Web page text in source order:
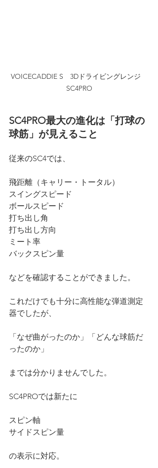
VOICECADDIE S　3Dドライビングレンジ
SC4PRO
SC4PRO最大の進化は「打球の
球筋」が見えること
従来のSC4では、
飛距離（キャリー・トータル）
スイングスピード
ボールスピード
打ち出し角
打ち出し方向
ミート率
バックスピン量
などを確認することができました。
これだけでも十分に高性能な弾道測定
器でしたが、
「なぜ曲がったのか」「どんな球筋だ
ったのか」
までは分かりませんでした。
SC4PROでは新たに
スピン軸
サイドスピン量
の表示に対応。